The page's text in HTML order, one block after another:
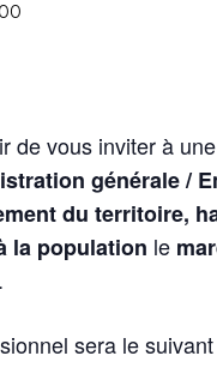
de vous inviter à
générale /
du territoire,
la population le
.
sera le